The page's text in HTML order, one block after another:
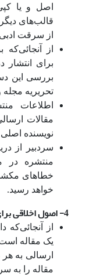
اصل و یا
قالب‌های
از سرقت
از
برای انتشار
بررسی این
تحریریه مجله
اطلاعات
مقالات
نویسنده
سردبیر از
منتشره در
خطاهای
خواهد رسید.
از
یک مقاله
ارسالی به
مقاله را به